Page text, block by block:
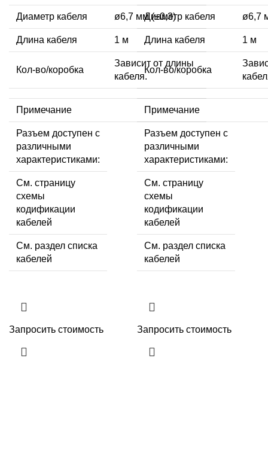
Диаметр кабеля ø6,7 мм (±0,3)
Длина кабеля 1 м
Кол-во/коробка
Зависит от длины
кабеля.
Примечание
Разъем доступен с
различными
характеристиками:
См. страницу
схемы
кодификации
кабелей
См. раздел списка
кабелей
Запросить стоимость
Диаметр кабеля ø6,7
Длина кабеля 1 м
Кол-во/коробка
Примечание
Разъем доступен с
различными
характеристиками:
См. страницу
схемы
кодификации
кабелей
См. раздел списка
кабелей
Запросить стоимость